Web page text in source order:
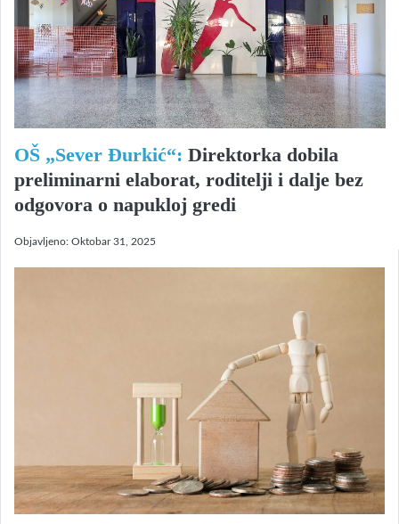
OŠ „Sever Đurkić“: Direktorka dobila
preliminarni elaborat, roditelji i dalje bez
odgovora o napukloj gredi
Objavljeno: Oktobar 31, 2025